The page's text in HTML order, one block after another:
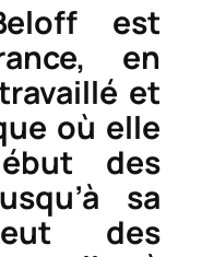
est
en
et
où elle
des
sa
des